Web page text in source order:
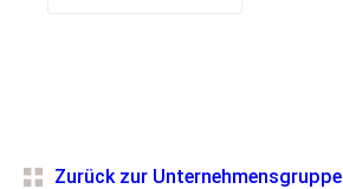
Zurück zur Unternehmensgruppe